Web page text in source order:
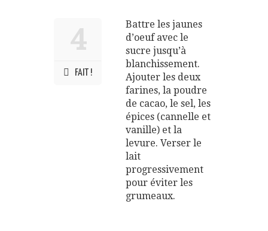
4
FAIT !
Battre les jaunes
d’oeuf avec le
sucre jusqu’à
blanchissement.
Ajouter les deux
farines, la poudre
de cacao, le sel, les
épices (cannelle et
vanille) et la
levure. Verser le
lait
progressivement
pour éviter les
grumeaux.